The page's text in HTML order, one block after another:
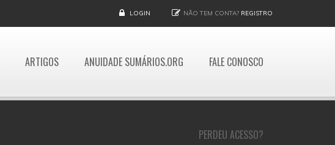
LOGIN NÃO TEM CONTA? REGISTRO
ARTIGOS ANUIDADE SUMÁRIOS.ORG FALE CONOSCO
PERDEU ACESSO?